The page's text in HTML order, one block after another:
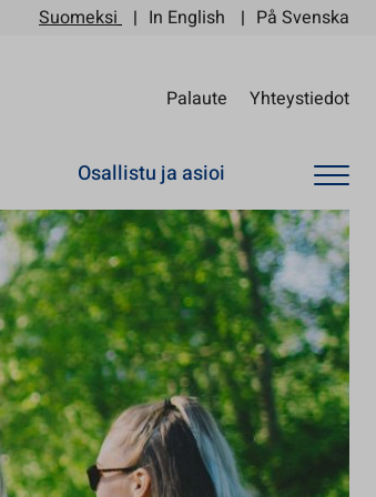
Suomeksi In English På Svenska
Palaute Yhteystiedot
Osallistu ja asioi